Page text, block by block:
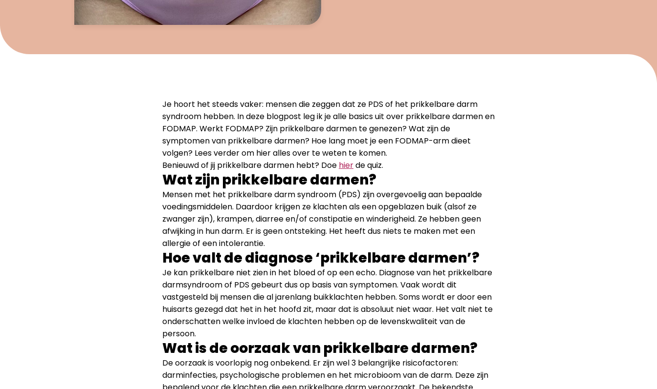
Je hoort het steeds vaker: mensen die zeggen dat ze PDS of het prikkelbare darm
syndroom hebben. In deze blogpost leg ik je alle basics uit over prikkelbare darmen en
FODMAP. Werkt FODMAP? Zijn prikkelbare darmen te genezen? Wat zijn de
symptomen van prikkelbare darmen? Hoe lang moet je een FODMAP-arm dieet
volgen? Lees verder om hier alles over te weten te komen.
Benieuwd of jij prikkelbare darmen hebt? Doe hierde quiz.
Wat zijn prikkelbare darmen?
Mensen met het prikkelbare darm syndroom (PDS) zijn overgevoelig aan bepaalde
voedingsmiddelen. Daardoor krijgen ze klachten als een opgeblazen buik (alsof ze
zwanger zijn), krampen, diarree en/of constipatie en winderigheid. Ze hebben geen
afwijking in hun darm. Er is geen ontsteking. Het heeft dus niets te maken met een
allergie of een intolerantie.
Hoe valt de diagnose ‘prikkelbare darmen’?
Je kan prikkelbare niet zien in het bloed of op een echo. Diagnose van het prikkelbare
darmsyndroom of PDS gebeurt dus op basis van symptomen. Vaak wordt dit
vastgesteld bij mensen die al jarenlang buikklachten hebben. Soms wordt er door een
huisarts gezegd dat het in het hoofd zit, maar dat is absoluut niet waar. Het valt niet te
onderschatten welke invloed de klachten hebben op de levenskwaliteit van de
persoon.
Wat is de oorzaak van prikkelbare darmen?
De oorzaak is voorlopig nog onbekend. Er zijn wel 3 belangrijke risicofactoren:
darminfecties, psychologische problemen en het microbioom van de darm. Deze zijn